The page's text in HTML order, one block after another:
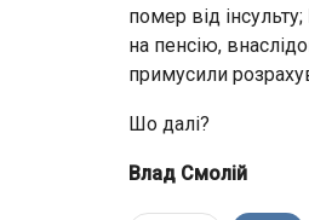
помер від
на пенсію,
примусили
Шо далі?
Влад Смолій